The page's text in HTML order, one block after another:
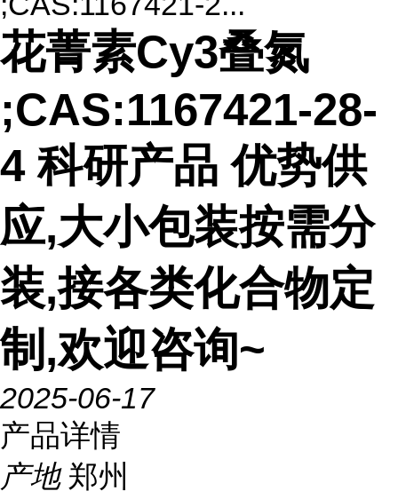
花菁素Cy3叠氮
;CAS:1167421-28-
4 科研产品 优势供
应,大小包装按需分
装,接各类化合物定
制,欢迎咨询~
2025-06-17
产品详情
产地 郑州